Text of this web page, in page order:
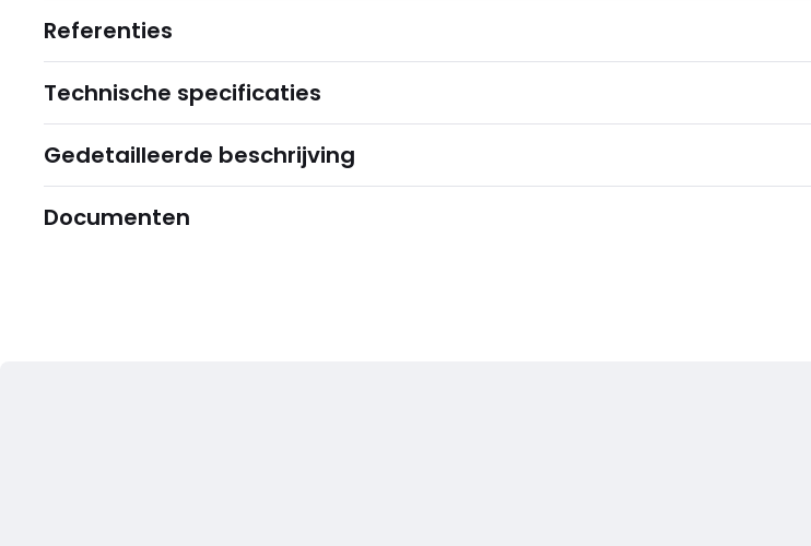
Referenties
Technische specificaties
Gedetailleerde beschrijving
Documenten